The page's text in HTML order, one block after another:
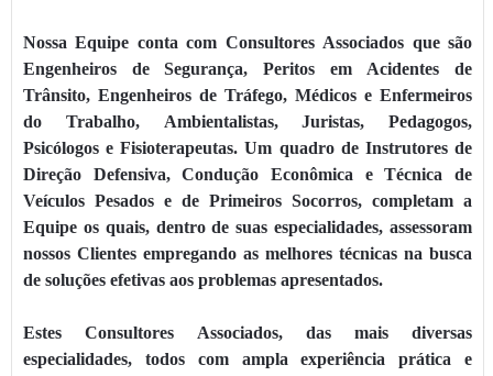
Nossa Equipe conta com Consultores Associados que são
Engenheiros de Segurança, Peritos em Acidentes de
Trânsito, Engenheiros de Tráfego, Médicos e Enfermeiros
do Trabalho, Ambientalistas, Juristas, Pedagogos,
Psicólogos e Fisioterapeutas. Um quadro de Instrutores de
Direção Defensiva, Condução Econômica e Técnica de
Veículos Pesados e de Primeiros Socorros, completam a
Equipe os quais, dentro de suas especialidades, assessoram
nossos Clientes empregando as melhores técnicas na busca
de soluções efetivas aos problemas apresentados.
Estes Consultores Associados, das mais diversas
especialidades, todos com ampla experiência prática e